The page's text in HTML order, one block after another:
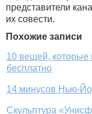
представители
их совести.
Похожие записи
10 вещей,
бесплатно
14 минусов Нью-
Скульптура